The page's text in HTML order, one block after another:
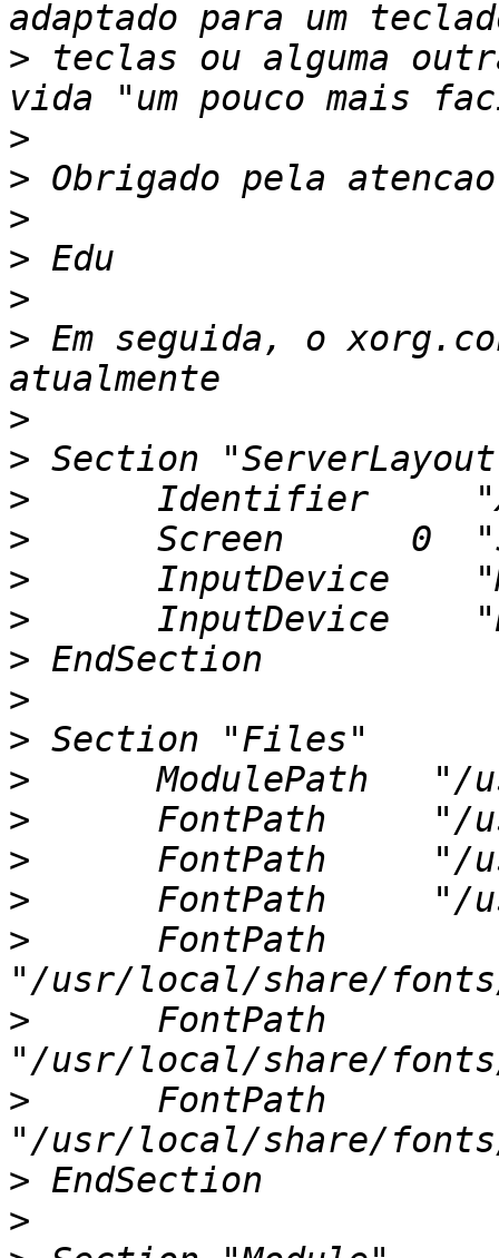
> teclas ou alguma
>
>
>
>
>
> Em seguida, o
>
>
>
>
>
>
>
>
>
>
>
>
>
>
      FontPath
>
      FontPath
>
      FontPath
>
>